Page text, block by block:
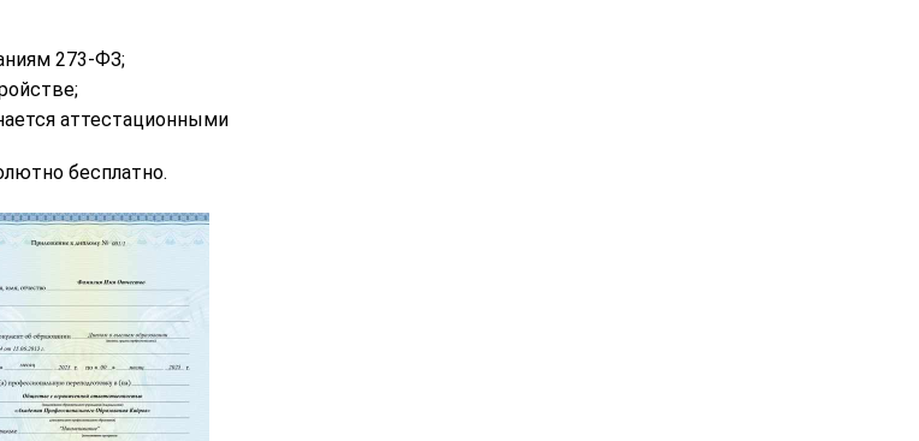
273-ФЗ;
аттестационными
бесплатно.